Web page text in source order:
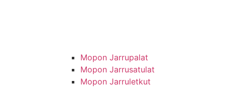
Mopon Jarrupalat
Mopon Jarrusatulat
Mopon Jarruletkut